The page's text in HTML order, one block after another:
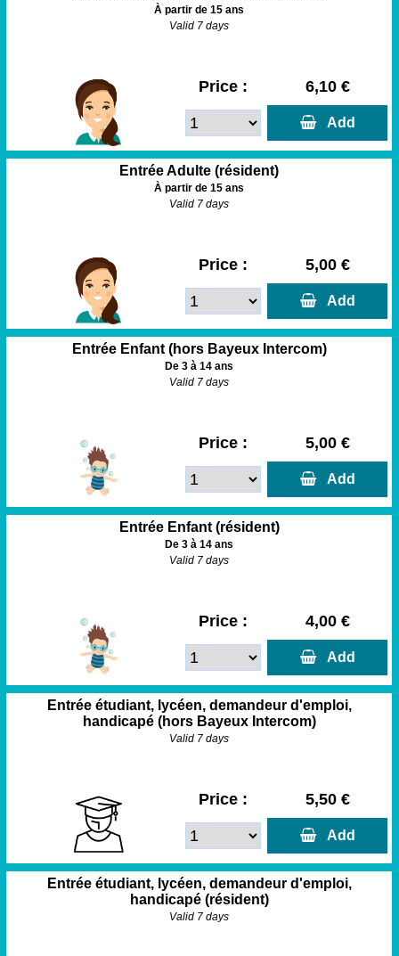
À partir de 15 ans
Valid 7 days
Price : 6,10 €
Add
Entrée Adulte (résident)
À partir de 15 ans
Valid 7 days
Price : 5,00 €
Add
Entrée Enfant (hors Bayeux Intercom)
De 3 à 14 ans
Valid 7 days
Price : 5,00 €
Add
Entrée Enfant (résident)
De 3 à 14 ans
Valid 7 days
Price : 4,00 €
Add
Entrée étudiant, lycéen, demandeur d'emploi,
handicapé (hors Bayeux Intercom)
Valid 7 days
Price : 5,50 €
Add
Entrée étudiant, lycéen, demandeur d'emploi,
handicapé (résident)
Valid 7 days